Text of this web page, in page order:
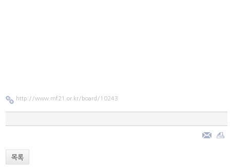
http://www.mf21.or.kr/board/10243
목록